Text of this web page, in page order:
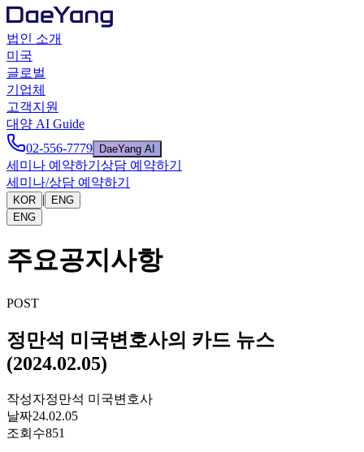
법인 소개
미국
글로벌
기업체
고객지원
대양 AI Guide
02-556-7779
DaeYang AI
세미나 예약하기 상담 예약하기
세미나/상담 예약하기
KOR |
ENG
ENG
주요공지사항
POST
정만석 미국변호사의 카드 뉴스
(2024.02.05)
작성자정만석 미국변호사
날짜24.02.05
조회수851